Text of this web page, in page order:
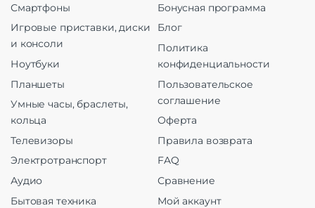
Смартфоны
Игровые приставки, диски
и консоли
Ноутбуки
Планшеты
Умные часы, браслеты,
кольца
Телевизоры
Электротранспорт
Аудио
Бытовая техника
Бонусная программа
Блог
Политика
конфиденциальности
Пользовательское
соглашение
Оферта
Правила возврата
FAQ
Сравнение
Мой аккаунт